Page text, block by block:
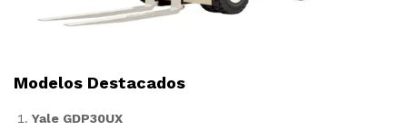
Modelos Destacados
Yale GDP30UX